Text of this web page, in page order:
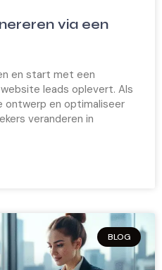
via een
en start met een
leads oplevert. Als
ontwerp en optimaliseer
veranderen in
BLOG